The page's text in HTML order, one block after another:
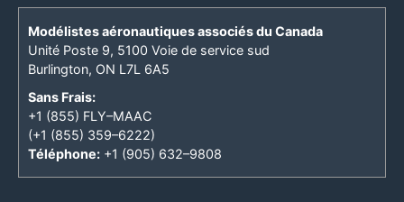
Modélistes aéronautiques associés du Canada
Unité Poste 9, 5100 Voie de service sud
Burlington, ON L7L 6A5
Sans Frais:
+1 (855) FLY–MAAC
(+1 (855) 359–6222)
Téléphone: +1 (905) 632–9808